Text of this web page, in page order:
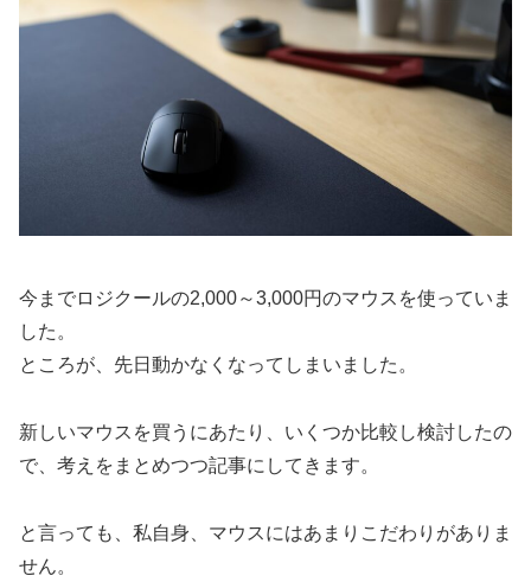
今までロジクールの2,000～3,000円のマウスを使っていま
した。
ところが、先日動かなくなってしまいました。
新しいマウスを買うにあたり、いくつか比較し検討したの
で、考えをまとめつつ記事にしてきます。
と言っても、私自身、マウスにはあまりこだわりがありま
せん。